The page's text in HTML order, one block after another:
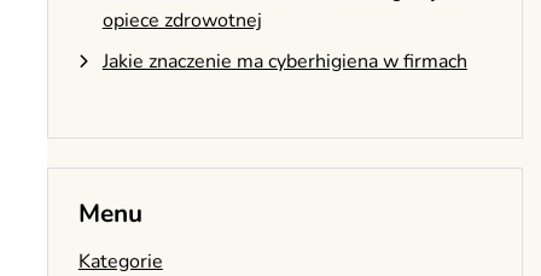
opiece zdrowotnej
Jakie znaczenie ma cyberhigiena w firmach
Menu
Kategorie